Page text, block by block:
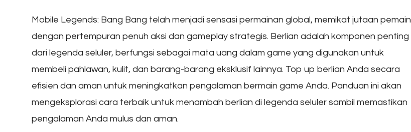
Mobile Legends: Bang Bang telah menjadi sensasi permainan global, memikat jutaan pemain
dengan pertempuran penuh aksi dan gameplay strategis. Berlian adalah komponen penting
dari legenda seluler, berfungsi sebagai mata uang dalam game yang digunakan untuk
membeli pahlawan, kulit, dan barang-barang eksklusif lainnya. Top up berlian Anda secara
efisien dan aman untuk meningkatkan pengalaman bermain game Anda. Panduan ini akan
mengeksplorasi cara terbaik untuk menambah berlian di legenda seluler sambil memastikan
pengalaman Anda mulus dan aman.